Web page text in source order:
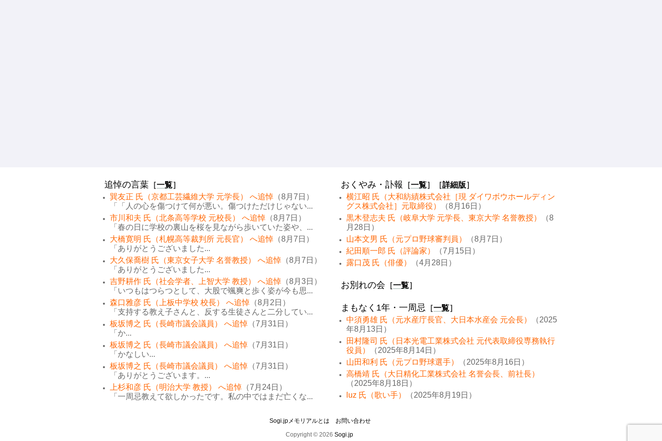
追悼の言葉 ［一覧］
巽友正 氏（京都工芸繊維大学 元学長） へ追悼 （8月7日）
「「人の心を傷つけて何が悪い。傷つけただけじゃない...
市川和夫 氏（北条高等学校 元校長） へ追悼 （8月7日）
「春の日に学校の裏山を桜を見ながら歩いていた姿や、...
大橋寛明 氏（札幌高等裁判所 元長官） へ追悼 （8月7日）
「ありがとうございました...
大久保喬樹 氏（東京女子大学 名誉教授） へ追悼 （8月7日）
「ありがとうございました...
吉野耕作 氏（社会学者、上智大学 教授） へ追悼 （8月3日）
「いつもはつらつとして、大股で颯爽と歩く姿が今も思...
森口雅彦 氏（上板中学校 校長） へ追悼 （8月2日）
「支持する教え子さんと、反する生徒さんと二分してい...
板坂博之 氏（長崎市議会議員） へ追悼 （7月31日）
「か...
板坂博之 氏（長崎市議会議員） へ追悼 （7月31日）
「かなしい...
板坂博之 氏（長崎市議会議員） へ追悼 （7月31日）
「ありがとうございます。...
上杉和彦 氏（明治大学 教授） へ追悼 （7月24日）
「一周忌教えて欲しかったです。私の中ではまだ亡くな...
おくやみ・訃報 ［一覧］［詳細版］
横江昭 氏（大和紡績株式会社［現 ダイワボウホールディン
グス株式会社］元取締役）
（8月16日）
黒木登志夫 氏（岐阜大学 元学長、東京大学 名誉教授）
（8
月28日）
山本文男 氏（元プロ野球審判員）
（8月7日）
紀田順一郎 氏（評論家）
（7月15日）
露口茂 氏（俳優）
（4月28日）
お別れの会 ［一覧］
まもなく1年・一周忌 ［一覧］
中須勇雄 氏（元水産庁長官、大日本水産会 元会長）
（2025
年8月13日）
田村隆司 氏（日本光電工業株式会社 元代表取締役専務執行
役員）
（2025年8月14日）
山田和利 氏（元プロ野球選手）
（2025年8月16日）
高橋靖 氏（大日精化工業株式会社 名誉会長、前社長）
（2025年8月18日）
luz 氏（歌い手）
（2025年8月19日）
Sogi.jpメモリアルとは
お問い合わせ
Copyright © 2026 Sogi.jp